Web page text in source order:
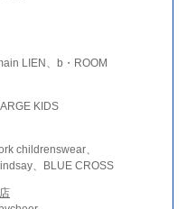
LIEN、b・ROOM
KIDS
childrenswear、
、BLUE CROSS